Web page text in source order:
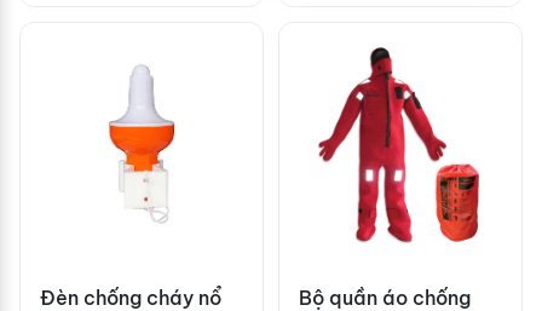
Đèn chống cháy nổ
Bộ quần áo chống